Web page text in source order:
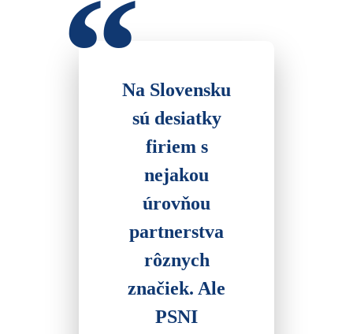
Na Slovensku
sú desiatky
firiem s
nejakou
úrovňou
partnerstva
rôznych
značiek. Ale
PSNI